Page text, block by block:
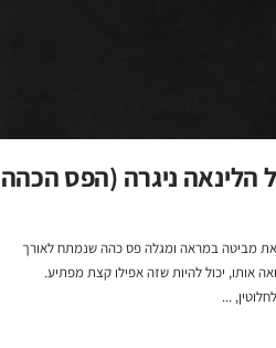
ניגרה (הפס הכהה
מביטה במראה ומגלה פס כהה שנמתח לאורך
אותו, יכול להיות שזה אפילו קצת מפתיע.
...